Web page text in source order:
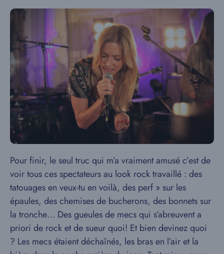
Pour finir, le seul truc qui m’a vraiment amusé c’est de
voir tous ces spectateurs au look rock travaillé : des
tatouages en veux-tu en voilà, des perf » sur les
épaules, des chemises de bucherons, des bonnets sur
la tronche… Des gueules de mecs qui s’abreuvent a
priori de rock et de sueur quoi! Et bien devinez quoi
? Les mecs étaient déchaînés, les bras en l’air et la